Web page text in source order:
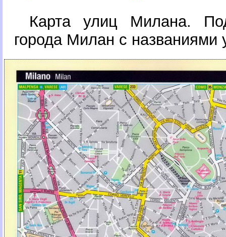
Карта улиц Милана.
орода Милан с названиями